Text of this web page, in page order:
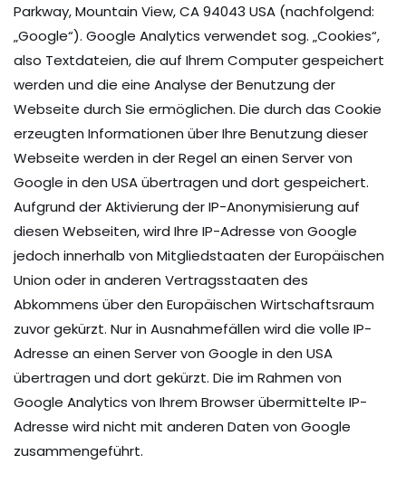
Parkway, Mountain View, CA 94043 USA (nachfolgend:
„Google“). Google Analytics verwendet sog. „Cookies“,
also Textdateien, die auf Ihrem Computer gespeichert
werden und die eine Analyse der Benutzung der
Webseite durch Sie ermöglichen. Die durch das Cookie
erzeugten Informationen über Ihre Benutzung dieser
Webseite werden in der Regel an einen Server von
Google in den USA übertragen und dort gespeichert.
Aufgrund der Aktivierung der IP-Anonymisierung auf
diesen Webseiten, wird Ihre IP-Adresse von Google
jedoch innerhalb von Mitgliedstaaten der Europäischen
Union oder in anderen Vertragsstaaten des
Abkommens über den Europäischen Wirtschaftsraum
zuvor gekürzt. Nur in Ausnahmefällen wird die volle IP-
Adresse an einen Server von Google in den USA
übertragen und dort gekürzt. Die im Rahmen von
Google Analytics von Ihrem Browser übermittelte IP-
Adresse wird nicht mit anderen Daten von Google
zusammengeführt.